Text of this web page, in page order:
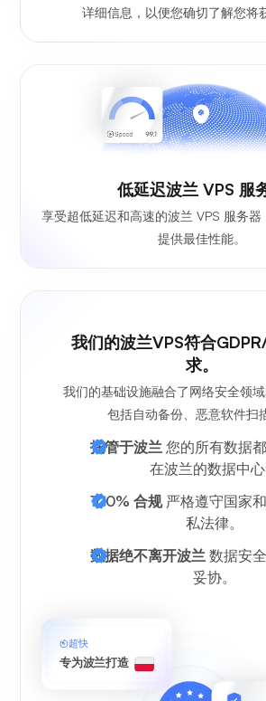
详细信息，以便您确切了解您将
低延迟波兰 VPS 服
享受超低延迟和高速的波兰 VPS 服务
提供最佳性能。
我们的波兰VPS符合
求。
我们的基础设施融合了网络安全领域
包括自动备份、恶意软件扫
托管于波兰 您的所有数据
在波兰的数据中心
100% 合规严格遵守国家
私法律。
数据绝不离开波兰 数据安
妥协。
超快
专为波兰打造